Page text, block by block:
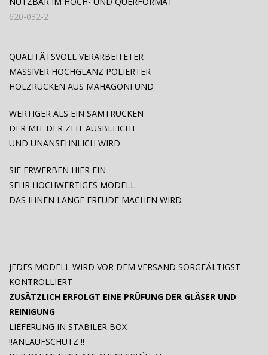
620-032-2
QUALITÄTSVOLL VERARBEITETER
MASSIVER HOCHGLANZ POLIERTER
HOLZRÜCKEN AUS MAHAGONI UND
WERTIGER ALS EIN SAMTRÜCKEN
DER MIT DER ZEIT AUSBLEICHT
UND UNANSEHNLICH WIRD
SIE ERWERBEN HIER EIN
SEHR HOCHWERTIGES MODELL
DAS IHNEN LANGE FREUDE MACHEN WIRD
JEDES MODELL WIRD VOR DEM VERSAND SORGFÄLTIGST
KONTROLLIERT
ZUSÄTZLICH ERFOLGT EINE PRÜFUNG DER GLÄSER UND
REINIGUNG
LIEFERUNG IN STABILER BOX
!!ANLAUFSCHUTZ !!